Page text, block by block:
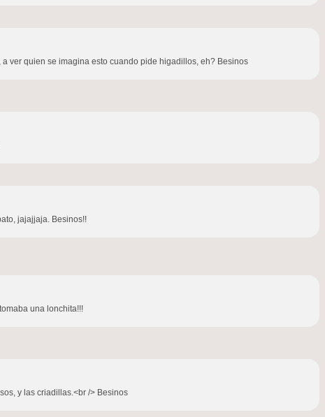
ver quien se imagina esto cuando pide higadillos, eh? Besinos
jajajjaja. Besinos!!
una lonchita!!!
y las criadillas.<br /> Besinos